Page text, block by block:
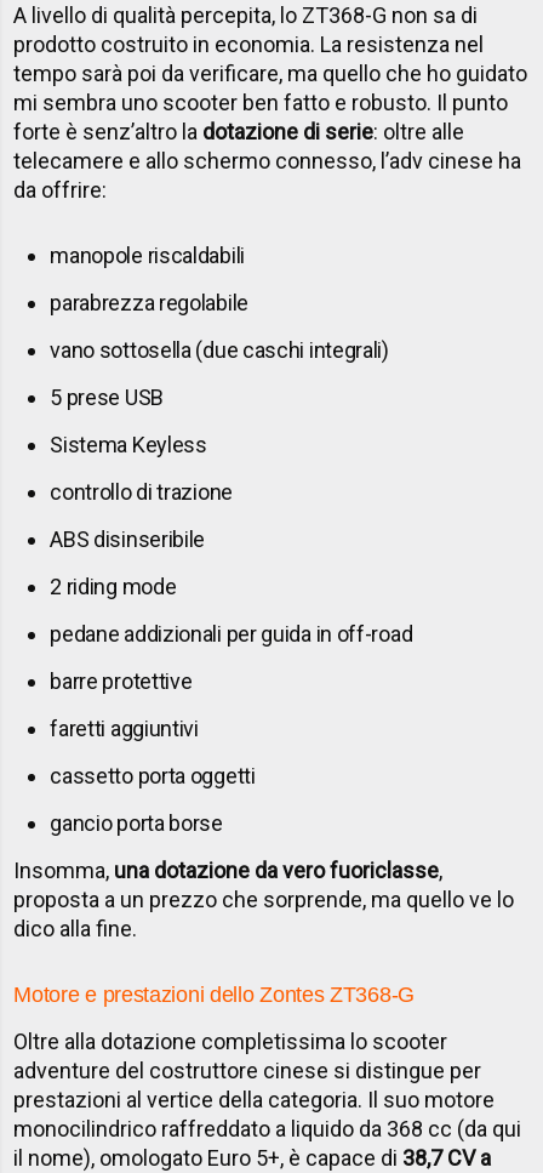
A livello di qualità percepita, lo ZT368-G non sa di
prodotto costruito in economia. La resistenza nel
tempo sarà poi da verificare, ma quello che ho guidato
mi sembra uno scooter ben fatto e robusto. Il punto
forte è senz’altro la dotazione di serie: oltre alle
telecamere e allo schermo connesso, l’adv cinese ha
da offrire:
manopole riscaldabili
parabrezza regolabile
vano sottosella (due caschi integrali)
5 prese USB
Sistema Keyless
controllo di trazione
ABS disinseribile
2 riding mode
pedane addizionali per guida in off-road
barre protettive
faretti aggiuntivi
cassetto porta oggetti
gancio porta borse
Insomma, una dotazione da vero fuoriclasse,
proposta a un prezzo che sorprende, ma quello ve lo
dico alla fine.
Motore e prestazioni dello Zontes ZT368-G
Oltre alla dotazione completissima lo scooter
adventure del costruttore cinese si distingue per
prestazioni al vertice della categoria. Il suo motore
monocilindrico raffreddato a liquido da 368 cc (da qui
il nome), omologato Euro 5+, è capace di 38,7 CV a